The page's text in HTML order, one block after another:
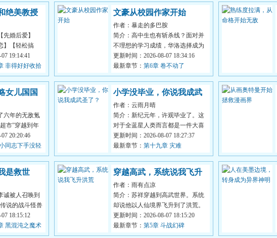
绝美教授
婚后爱】
】【轻松搞
你有机会遇
19:14:41
非得好好收拾
文豪从校园作家开始
作者：暴走的多巴胺
简介：高中生也有斩杀线？面对并
不理想的学习成绩，华洛选择成为
一名文抄公。开山之作《死亡诗
社》引起万...
更新时间：2026-08-07 18:34:16
最新章节： 第6章 卷不动了
女儿国国
六年的无敌氪
市”穿越到年
有一包茉莉
20:20:46
同志下手没轻
小学没毕业，你说我成武
圣了？
作者：云雨月晴
简介：新纪元年，许观毕业了。这
对于全蓝星人类而言都是一件大喜
事。因为，这标志着有史以来最年
轻的武圣...
更新时间：2026-08-07 18:27:37
最新章节： 第十九章 灾难
是救世
诚被人召唤到
说的战斗怪兽
二的称号，然
18:15:12
黑混沌之魔术
穿越高武，系统说我飞升
洪荒
作者：雨有点凉
简介：苏祥穿越到高武世界。系统
却说他以人仙境界飞升到了洪荒。
他的主要任务是造福洪荒，但当前
目标是先...
更新时间：2026-08-07 18:15:20
最新章节： 第5章 斗战幻碑